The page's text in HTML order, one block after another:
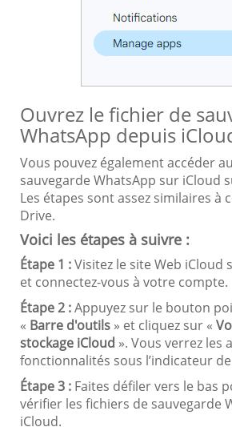
Ouvrez le fichier de
WhatsApp depuis
Vous pouvez également accéder
sauvegarde WhatsApp sur iCloud
Les étapes sont assez similaires à
Drive.
Voici les étapes à suivre :
Étape 1 :Visitez le site Web iCloud
et connectez-vous à votre compte.
Étape 2 :Appuyez sur le bouton
« Barre d'outils » et cliquez sur «
stockage iCloud ». Vous verrez les
fonctionnalités sous l’indicateur
Étape 3 : Faites défiler vers le bas
vérifier les fichiers de sauvegarde
iCloud.